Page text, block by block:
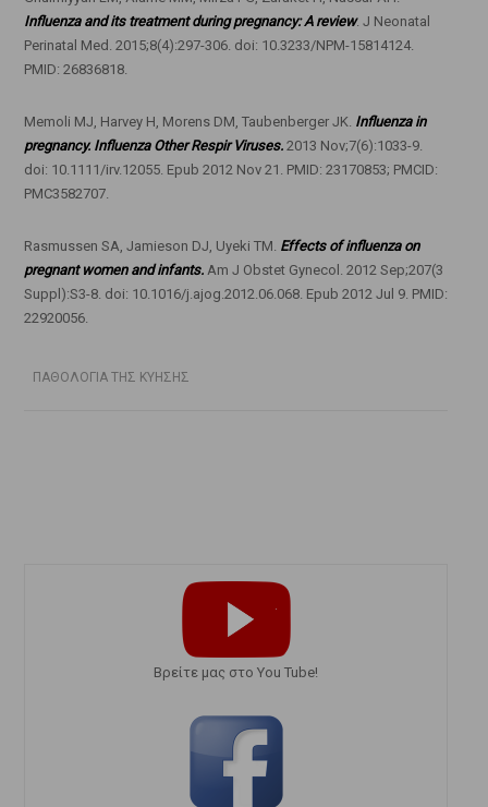
Influenza and its treatment during pregnancy: A review. J Neonatal
Perinatal Med. 2015;8(4):297-306. doi: 10.3233/NPM-15814124.
PMID: 26836818.
Memoli MJ, Harvey H, Morens DM, Taubenberger JK. Influenza in
pregnancy. Influenza Other Respir Viruses.2013 Nov;7(6):1033-9.
doi: 10.1111/irv.12055. Epub 2012 Nov 21. PMID: 23170853; PMCID:
PMC3582707.
Rasmussen SA, Jamieson DJ, Uyeki TM. Effects of influenza on
pregnant women and infants.Am J Obstet Gynecol. 2012 Sep;207(3
Suppl):S3-8. doi: 10.1016/j.ajog.2012.06.068. Epub 2012 Jul 9. PMID:
22920056.
ΠΑΘΟΛΟΓΙΑ ΤΗΣ ΚΥΗΣΗΣ
Bρείτε μας στο You Tube!